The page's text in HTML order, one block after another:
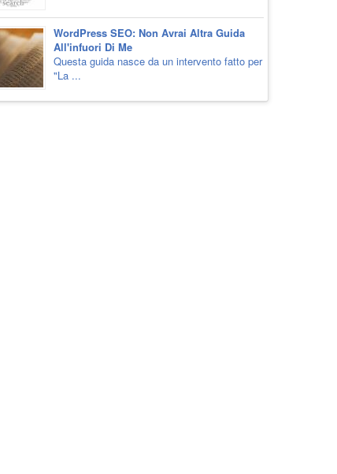
WordPress SEO: Non Avrai Altra Guida
All'infuori Di Me
Questa guida nasce da un intervento fatto per
"La ...